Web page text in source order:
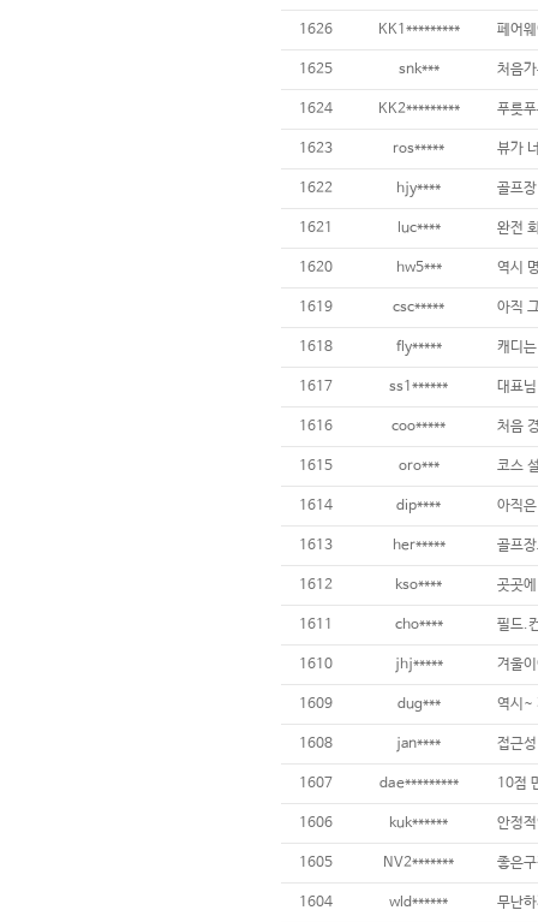
1626 KK1********* 페어
1625 snk***
1624 KK2*********
1623 ros***** 뷰가
1622 hjy****
1621 luc****
1620 hw5***
1619 csc*****
1618 fly*****
1617 ss1******
1616 coo*****
1615 oro***
1614 dip**** 아직
1613 her*****
1612 kso****
1611 cho****
1610 jhj***** 겨울
1609 dug***
1608 jan****
1607 dae********* 10점
1606 kuk****** 안정
1605 NV2******* 좋은
1604 wld****** 무난